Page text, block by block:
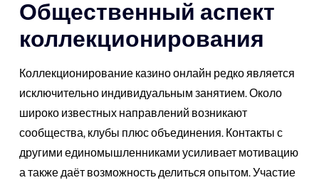
Общественный аспект
коллекционирования
Коллекционирование казино онлайн редко является
исключительно индивидуальным занятием. Около
широко известных направлений возникают
сообщества, клубы плюс объединения. Контакты с
другими единомышленниками усиливает мотивацию
а также даёт возможность делиться опытом. Участие